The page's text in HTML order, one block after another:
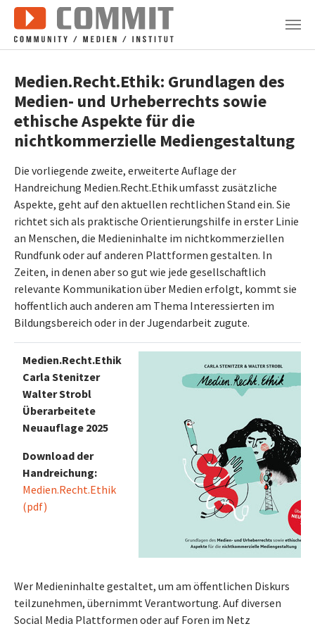
Zum Hauptinhalt springen
Medien.Recht.Ethik: Grundlagen des
Medien- und Urheberrechts sowie
ethische Aspekte für die
nichtkommerzielle Mediengestaltung
Die vorliegende zweite, erweiterte Auflage der
Handreichung Medien.Recht.Ethik umfasst zusätzliche
Aspekte, geht auf den aktuellen rechtlichen Stand ein. Sie
richtet sich als praktische Orientierungshilfe in erster Linie
an Menschen, die Medieninhalte im nichtkommerziellen
Rundfunk oder auf anderen Plattformen gestalten. In
Zeiten, in denen aber so gut wie jede gesellschaftlich
relevante Kommunikation über Medien erfolgt, kommt sie
hoffentlich auch anderen am Thema Interessierten im
Bildungsbereich oder in der Jugendarbeit zugute.
Medien.Recht.Ethik
Carla Stenitzer
Walter Strobl
Überarbeitete
Neuauflage 2025
Download der
Handreichung:
Medien.Recht.Ethik
(pdf)
Wer Medieninhalte gestaltet, um am öffentlichen Diskurs
teilzunehmen, übernimmt Verantwortung. Auf diversen
Social Media Plattformen oder auf Foren im Netz